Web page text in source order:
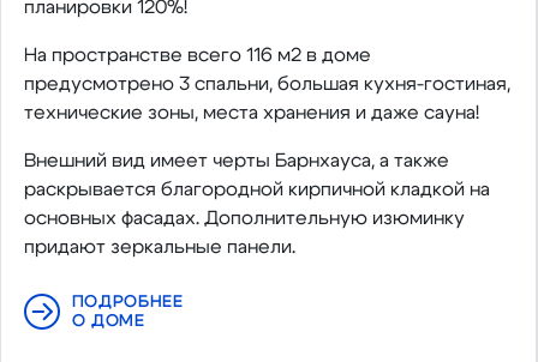
планировки 120%!
На пространстве всего 116 м2 в доме
предусмотрено 3 спальни, большая кухня-гостиная,
технические зоны, места хранения и даже сауна!
Внешний вид имеет черты Барнхауса, а также
раскрывается благородной кирпичной кладкой на
основных фасадах. Дополнительную изюминку
придают зеркальные панели.
ПОДРОБНЕЕ
О ДОМЕ